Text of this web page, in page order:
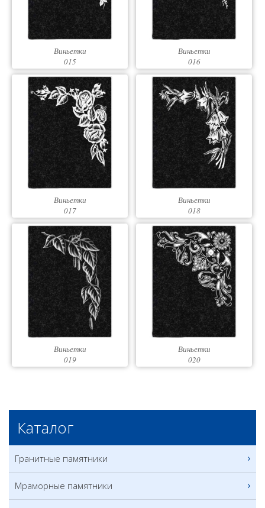
Виньетки
015
Виньетки
016
Виньетки
017
Виньетки
018
Виньетки
019
Виньетки
020
Каталог
Гранитные памятники
Мраморные памятники